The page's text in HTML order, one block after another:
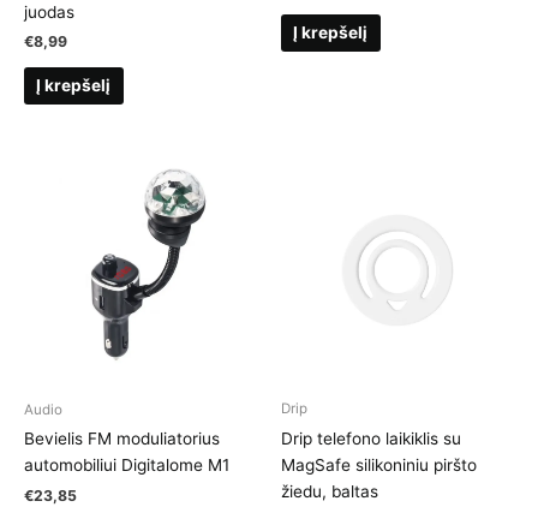
juodas
€8,99
Į krepšelį
Į krepšelį
Audio
Bevielis FM moduliatorius
automobiliui Digitalome M1
€23,85
Drip
Drip telefono laikiklis su
MagSafe silikoniniu piršto
žiedu, baltas